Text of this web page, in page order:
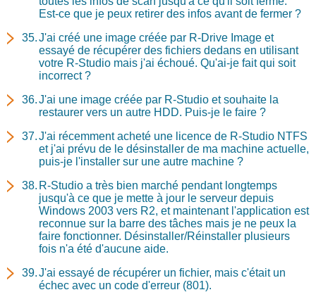
Est-ce que je peux retirer des infos avant de fermer ?
J'ai créé une image créée par R-Drive Image et
essayé de récupérer des fichiers dedans en utilisant
votre R-Studio mais j'ai échoué. Qu'ai-je fait qui soit
incorrect ?
J'ai une image créée par R-Studio et souhaite la
restaurer vers un autre HDD. Puis-je le faire ?
J'ai récemment acheté une licence de R-Studio NTFS
et j'ai prévu de le désinstaller de ma machine actuelle,
puis-je l'installer sur une autre machine ?
R-Studio a très bien marché pendant longtemps
jusqu'à ce que je mette à jour le serveur depuis
Windows 2003 vers R2, et maintenant l'application est
reconnue sur la barre des tâches mais je ne peux la
faire fonctionner. Désinstaller/Réinstaller plusieurs
fois n'a été d'aucune aide.
J'ai essayé de récupérer un fichier, mais c'était un
échec avec un code d'erreur (801).